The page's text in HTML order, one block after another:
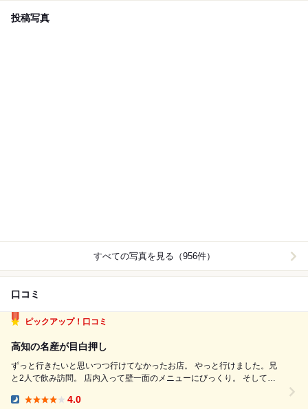
投稿写真
すべての写真を見る（956件）
口コミ
ピックアップ！口コミ
高知の名産が目白押し
ずっと行きたいと思いつつ行けてなかったお店。 やっと行けました。兄
と2人で飲み訪問。 店内入って壁一面のメニューにびっくり。 そして有
した。 カウンターに魚介類が置かれて寿司やっぽくあり。 でも大衆っぽ
4.0